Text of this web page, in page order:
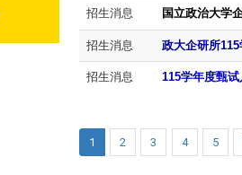
招生消息 国立政治大学
招生消息 政大企研所
招生消息 115学年度甄
1 2 3 4 5